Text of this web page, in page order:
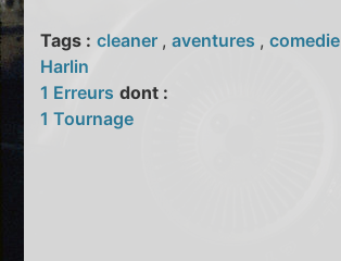
Tags : cleaner ,aventures ,comedie
Harlin
1 Erreurs dont :
1 Tournage